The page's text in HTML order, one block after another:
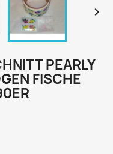

PEARLY
FISCHE